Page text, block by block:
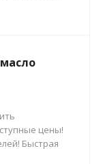
цены!
Быстрая